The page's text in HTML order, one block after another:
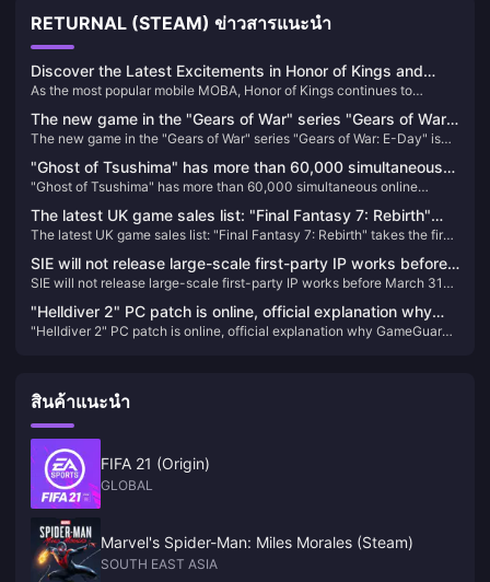
RETURNAL (STEAM) ข่าวสารแนะนำ
Discover the Latest Excitements in Honor of Kings and
Recharge Your Game
As the most popular mobile MOBA, Honor of Kings continues to
events. Here’s the latest buzz about the game and how you can
recharge your tokens easily through BitTopup.
The new game in the "Gears of War" series "Gears of War:
E-Day" is officially announced
The new game in the "Gears of War" series "Gears of War: E-Day" is
"Ghost of Tsushima" has more than 60,000 simultaneous
online players on Steam, ranking fourth on the PlayStation
game list
"Ghost of Tsushima" has more than 60,000 simultaneous online
The latest UK game sales list: "Final Fantasy 7: Rebirth"
takes the first place
The latest UK game sales list: "Final Fantasy 7: Rebirth" takes the first
SIE will not release large-scale first-party IP works before
March 31 next year
SIE will not release large-scale first-party IP works before March 31
"Helldiver 2" PC patch is online, official explanation why
GameGuard anti-cheat system is used
"Helldiver 2" PC patch is online, official explanation why GameGuard
สินค้าแนะนำ
FIFA 21 (Origin)
GLOBAL
Marvel's Spider-Man: Miles Morales (Steam)
SOUTH EAST ASIA